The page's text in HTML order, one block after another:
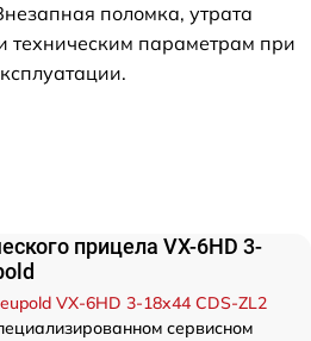
поломка, утрата
техническим параметрам при
прицела VX-6HD 3-
VX-6HD 3-18x44 CDS-ZL2
сервисном